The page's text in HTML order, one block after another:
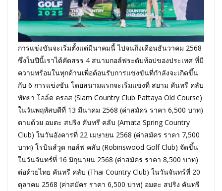
การแข่งขันจะเริ่มตั้งแต่มีนาคมนี้ ไปจนถึงเดือนธันวาคม 2568
ซึ่งในปีนี้เราได้คัดสรร 4 สนามกอล์ฟระดับท้อปของประเทศ ที่มี
ความพร้อมในทุกด้านเพื่อต้อนรับการแข่งขันที่กำลังจะเกิดขึ้น
กับ 6 การแข่งขัน โดยสนามแรกจะเริ่มแข่งที่ สยาม คันทรี คลับ
พัทยา โอล์ด ครอส (Siam Country Club Pattaya Old Course)
ในวันพฤหัสบดีที่ 13 มีนาคม 2568 (ค่าสมัคร ราคา 6,500 บาท)
ตามด้วย อมตะ สปริง คันทรี คลับ (Amata Spring Country
Club) ในวันอังคารที่ 22 เมษายน 2568 (ค่าสมัคร ราคา 7,500
บาท) โรบินส์วูด กอล์ฟ คลับ (Robinswood Golf Club) จัดขึ้น
ในวันจันทร์ที่ 16 มิถุนายน 2568 (ค่าสมัคร ราคา 8,500 บาท)
ต่อด้วยไทย คันทรี คลับ (Thai Country Club) ในวันจันทร์ที่ 20
ตุลาคม 2568 (ค่าสมัคร ราคา 6,500 บาท) อมตะ สปริง คันทรี